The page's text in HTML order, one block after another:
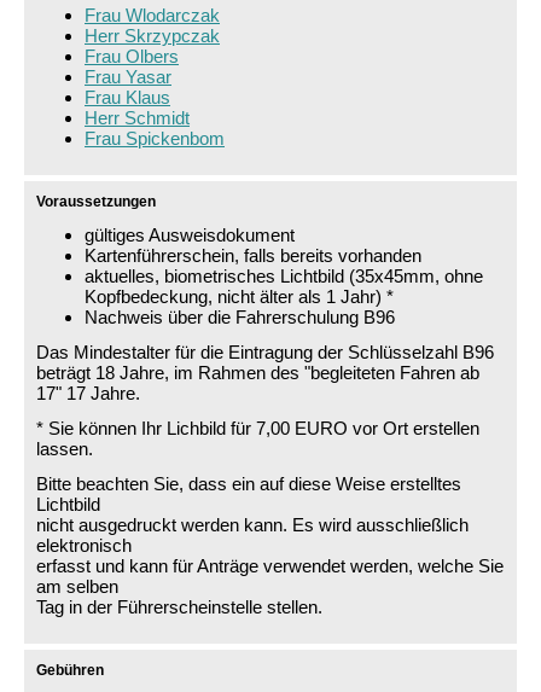
Frau Wlodarczak
Herr Skrzypczak
Frau Olbers
Frau Yasar
Frau Klaus
Herr Schmidt
Frau Spickenbom
Voraussetzungen
gültiges Ausweisdokument
Kartenführerschein, falls bereits vorhanden
aktuelles, biometrisches Lichtbild (35x45mm, ohne
Kopfbedeckung, nicht älter als 1 Jahr) *
Nachweis über die Fahrerschulung B96
Das Mindestalter für die Eintragung der Schlüsselzahl B96
beträgt 18 Jahre, im Rahmen des "begleiteten Fahren ab
17" 17 Jahre.
* Sie können Ihr Lichbild für 7,00 EURO vor Ort erstellen
lassen.
Bitte beachten Sie, dass ein auf diese Weise erstelltes
Lichtbild
nicht ausgedruckt werden kann. Es wird ausschließlich
elektronisch
erfasst und kann für Anträge verwendet werden, welche Sie
am selben
Tag in der Führerscheinstelle stellen.
Gebühren